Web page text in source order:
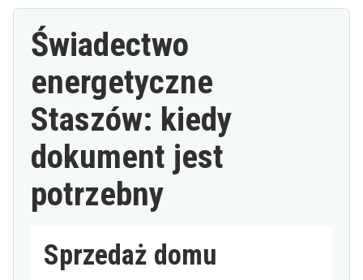
Świadectwo
energetyczne
Staszów: kiedy
dokument jest
potrzebny
Sprzedaż domu